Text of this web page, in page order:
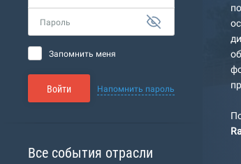
Пароль
Запомнить меня
Войти Напомнить пароль
Все события отрасли